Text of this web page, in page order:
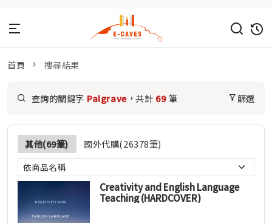
首頁 搜尋結果
查詢的關鍵字 Palgrave，共計 69 筆 篩選
其他(69筆) 國外代購(26378筆)
Creativity and English Language
Teaching (HARDCOVER)